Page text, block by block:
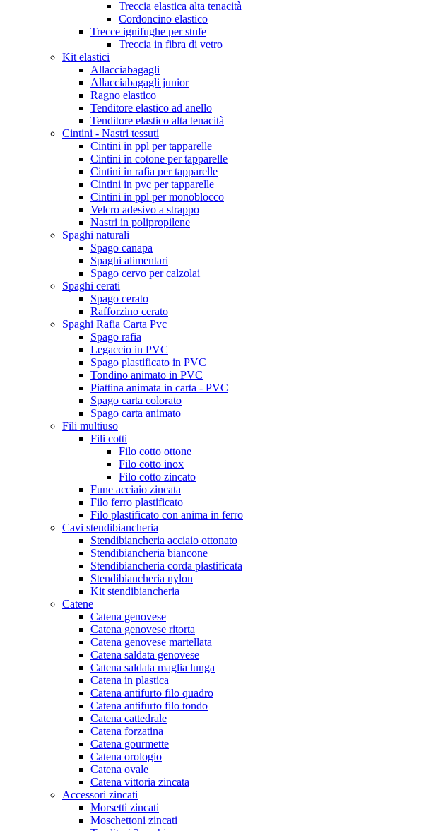
Treccia elastica alta tenacità
Cordoncino elastico
Trecce ignifughe per stufe
Treccia in fibra di vetro
Kit elastici
Allacciabagagli
Allacciabagagli junior
Ragno elastico
Tenditore elastico ad anello
Tenditore elastico alta tenacità
Cintini - Nastri tessuti
Cintini in ppl per tapparelle
Cintini in cotone per tapparelle
Cintini in rafia per tapparelle
Cintini in pvc per tapparelle
Cintini in ppl per monoblocco
Velcro adesivo a strappo
Nastri in polipropilene
Spaghi naturali
Spago canapa
Spaghi alimentari
Spago cervo per calzolai
Spaghi cerati
Spago cerato
Rafforzino cerato
Spaghi Rafia Carta Pvc
Spago rafia
Legaccio in PVC
Spago plastificato in PVC
Tondino animato in PVC
Piattina animata in carta - PVC
Spago carta colorato
Spago carta animato
Fili multiuso
Fili cotti
Filo cotto ottone
Filo cotto inox
Filo cotto zincato
Fune acciaio zincata
Filo ferro plastificato
Filo plastificato con anima in ferro
Cavi stendibiancheria
Stendibiancheria acciaio ottonato
Stendibiancheria biancone
Stendibiancheria corda plastificata
Stendibiancheria nylon
Kit stendibiancheria
Catene
Catena genovese
Catena genovese ritorta
Catena genovese martellata
Catena saldata genovese
Catena saldata maglia lunga
Catena in plastica
Catena antifurto filo quadro
Catena antifurto filo tondo
Catena cattedrale
Catena forzatina
Catena gourmette
Catena orologio
Catena ovale
Catena vittoria zincata
Accessori zincati
Morsetti zincati
Moschettoni zincati